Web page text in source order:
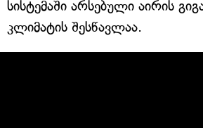
სისტემაში არსებული აირის
კლიმატის შესწავლაა.